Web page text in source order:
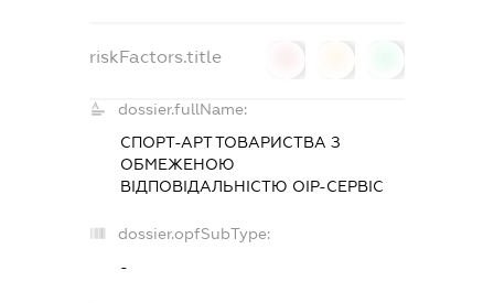
riskFactors.title
dossier.fullName:
СПОРТ-АРТ ТОВАРИСТВА З
ОБМЕЖЕНОЮ
ВІДПОВІДАЛЬНІСТЮ ОІР-СЕРВІС
dossier.opfSubType:
-